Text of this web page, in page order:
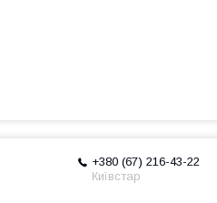
+380 (67) 216-43-22
Київстар